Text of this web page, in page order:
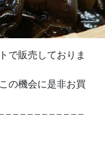
で販売しておりま
の機会に是非お買
– – – – – – – – – – –